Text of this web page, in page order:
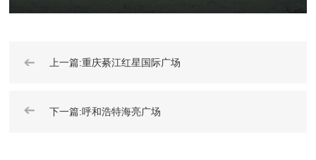
➔ 上一篇:重庆綦江红星国际广场
➔ 下一篇:呼和浩特海亮广场